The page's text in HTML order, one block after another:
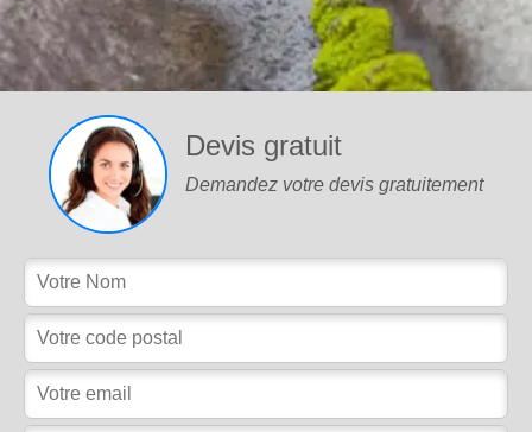
Devis gratuit
Demandez votre devis gratuitement